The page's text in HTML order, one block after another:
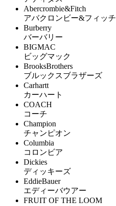
Abercrombie&Fitch
アバクロンビー&フィッチ
Burberry
バーバリー
BIGMAC
ビッグマック
BrooksBrothers
ブルックスブラザーズ
Carhartt
カーハート
COACH
コーチ
Champion
チャンピオン
Columbia
コロンビア
Dickies
ディッキーズ
EddieBauer
エディーバウアー
FRUIT OF THE LOOM